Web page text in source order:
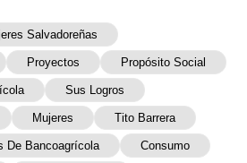
Salvadoreñas
Proyectos Propósito Social
Sus Logros
Mujeres Tito Barrera
De Bancoagrícola Consumo